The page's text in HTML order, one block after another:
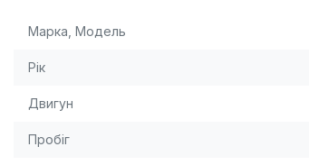
Марка, Модель
Рік
Двигун
Пробіг